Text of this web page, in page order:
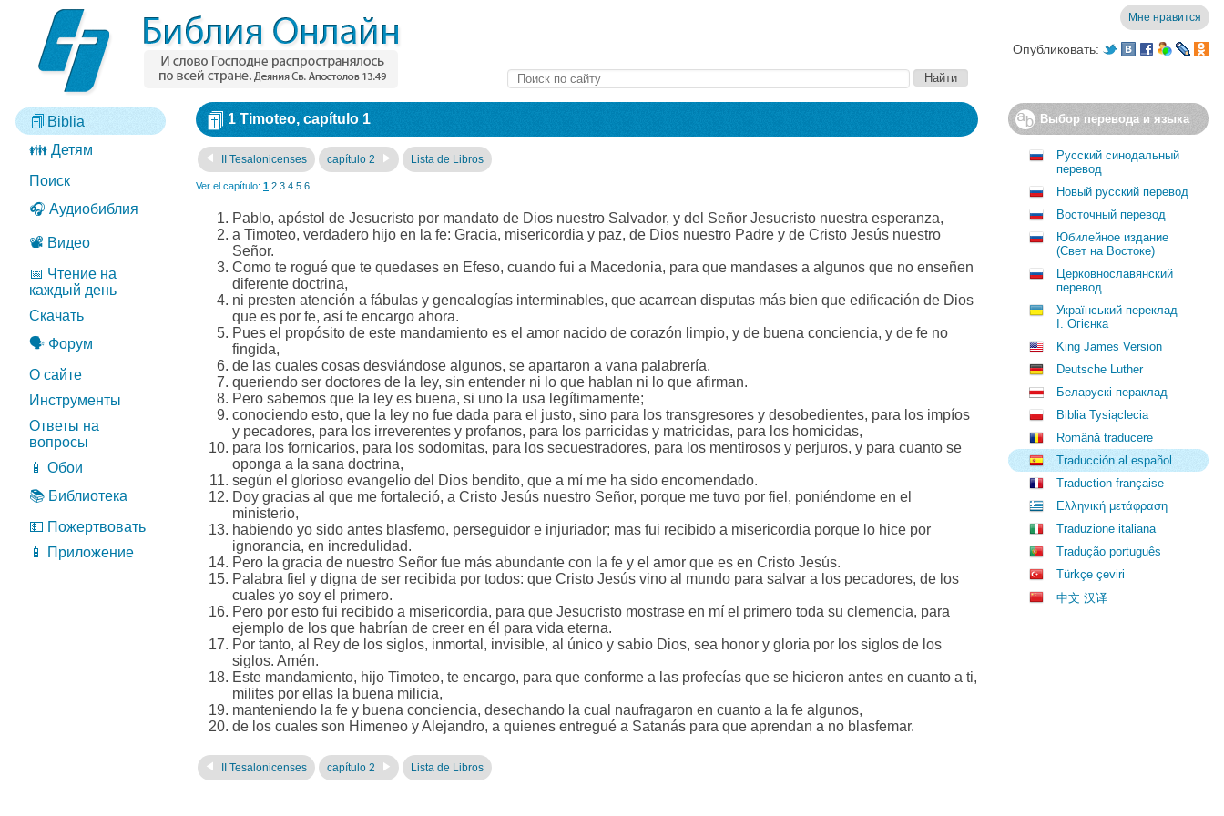
Мне нравится
Опубликовать:
Biblia
👪 Детям
Поиск
🎧 Аудиобиблия
📽️ Видео
📅 Чтение на
каждый день
Скачать
🗣️ Форум
О сайте
Инструменты
Ответы на
вопросы
📱 Обои
📚 Библиотека
💵 Пожертвовать
📱 Приложение
1 Timoteo, capítulo 1
II Tesalonicenses capítulo 2 Lista de Libros
Ver el capítulo: 1 2 3 4 5 6
Pablo, apóstol de Jesucristo por mandato de Dios nuestro Salvador, y del Señor Jesucristo nuestra esperanza,
a Timoteo, verdadero hijo en la fe: Gracia, misericordia y paz, de Dios nuestro Padre y de Cristo Jesús nuestro
Señor.
Como te rogué que te quedases en Efeso, cuando fui a Macedonia, para que mandases a algunos que no enseñen
diferente doctrina,
ni presten atención a fábulas y genealogías interminables, que acarrean disputas más bien que edificación de Dios
que es por fe, así te encargo ahora.
Pues el propósito de este mandamiento es el amor nacido de corazón limpio, y de buena conciencia, y de fe no
fingida,
de las cuales cosas desviándose algunos, se apartaron a vana palabrería,
queriendo ser doctores de la ley, sin entender ni lo que hablan ni lo que afirman.
Pero sabemos que la ley es buena, si uno la usa legítimamente;
conociendo esto, que la ley no fue dada para el justo, sino para los transgresores y desobedientes, para los impíos
y pecadores, para los irreverentes y profanos, para los parricidas y matricidas, para los homicidas,
para los fornicarios, para los sodomitas, para los secuestradores, para los mentirosos y perjuros, y para cuanto se
oponga a la sana doctrina,
según el glorioso evangelio del Dios bendito, que a mí me ha sido encomendado.
Doy gracias al que me fortaleció, a Cristo Jesús nuestro Señor, porque me tuvo por fiel, poniéndome en el
ministerio,
habiendo yo sido antes blasfemo, perseguidor e injuriador; mas fui recibido a misericordia porque lo hice por
ignorancia, en incredulidad.
Pero la gracia de nuestro Señor fue más abundante con la fe y el amor que es en Cristo Jesús.
Palabra fiel y digna de ser recibida por todos: que Cristo Jesús vino al mundo para salvar a los pecadores, de los
cuales yo soy el primero.
Pero por esto fui recibido a misericordia, para que Jesucristo mostrase en mí el primero toda su clemencia, para
ejemplo de los que habrían de creer en él para vida eterna.
Por tanto, al Rey de los siglos, inmortal, invisible, al único y sabio Dios, sea honor y gloria por los siglos de los
siglos. Amén.
Este mandamiento, hijo Timoteo, te encargo, para que conforme a las profecías que se hicieron antes en cuanto a ti,
milites por ellas la buena milicia,
manteniendo la fe y buena conciencia, desechando la cual naufragaron en cuanto a la fe algunos,
de los cuales son Himeneo y Alejandro, a quienes entregué a Satanás para que aprendan a no blasfemar.
II Tesalonicenses capítulo 2 Lista de Libros
Выбор перевода и языка
Русский синодальный
перевод
Новый русский перевод
Восточный перевод
Юбилейное издание
(Свет на Востоке)
Церковнославянский
перевод
Український переклад
І. Огієнка
King James Version
Deutsche Luther
Беларускі пераклад
Biblia Tysiąclecia
Română traducere
Traducción al español
Traduction française
Ελληνική μετάφραση
Traduzione italiana
Tradução português
Türkçe çeviri
中文 汉译